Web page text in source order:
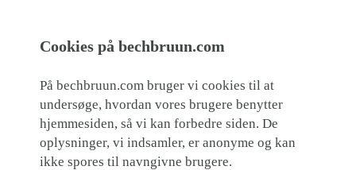
Cookies på bechbruun.com
På bechbruun.com bruger vi cookies til at
undersøge, hvordan vores brugere benytter
hjemmesiden, så vi kan forbedre siden. De
oplysninger, vi indsamler, er anonyme og kan
ikke spores til navngivne brugere.